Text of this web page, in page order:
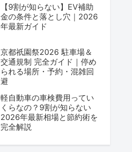
【9割が知らない】EV補助
金の条件と落とし穴｜2026
年最新ガイド
京都祇園祭2026 駐車場＆
交通規制 完全ガイド｜停め
られる場所・予約・混雑回
避
軽自動車の車検費用ってい
くらなの？9割が知らない
2026年最新相場と節約術を
完全解説